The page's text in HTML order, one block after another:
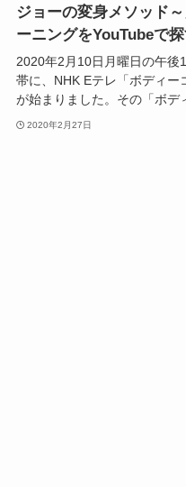
ジョーの変身メソッド
ーニングをYouTubeで
2020年2月10日月曜日の午後
帯に、NHK Eテレ「ボディー
が始まりました。その「ボデ
2020年2月27日